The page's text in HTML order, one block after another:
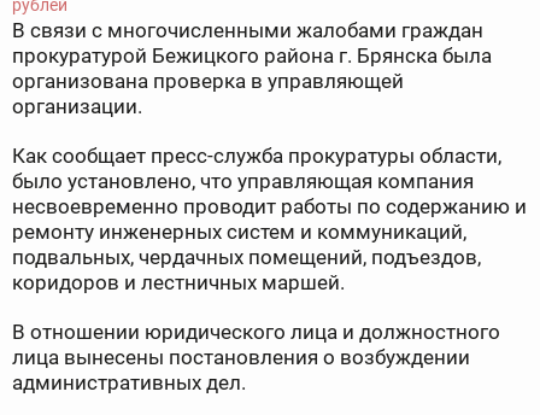
В связи с многочисленными жалобами граждан
прокуратурой Бежицкого района г. Брянска была
организована проверка в управляющей
организации.
Как сообщает пресс-служба прокуратуры области,
было установлено, что управляющая компания
несвоевременно проводит работы по содержанию и
ремонту инженерных систем и коммуникаций,
подвальных, чердачных помещений, подъездов,
коридоров и лестничных маршей.
В отношении юридического лица и должностного
лица вынесены постановления о возбуждении
административных дел.